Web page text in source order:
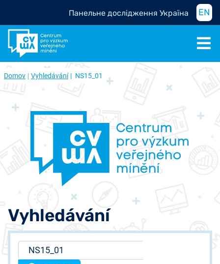
Панельне дослідження Україна EN
Domov Vyhledávání NS15_01
Vyhledávání